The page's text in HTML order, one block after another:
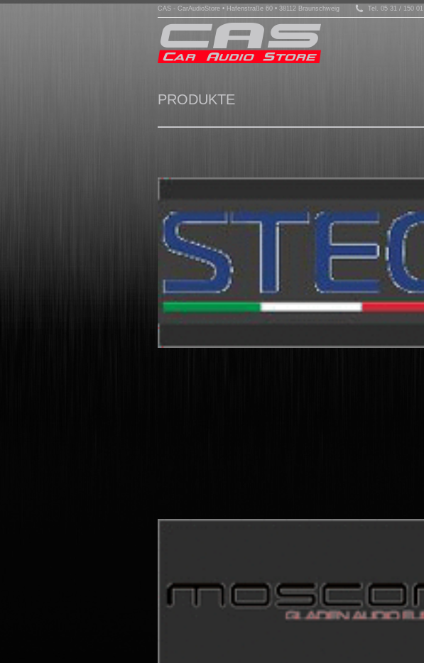
CAS - CarAudioStore • Hafenstraße 60 • 38112 Braunschweig Tel. 05 31 / 150 01
PRODUKTE